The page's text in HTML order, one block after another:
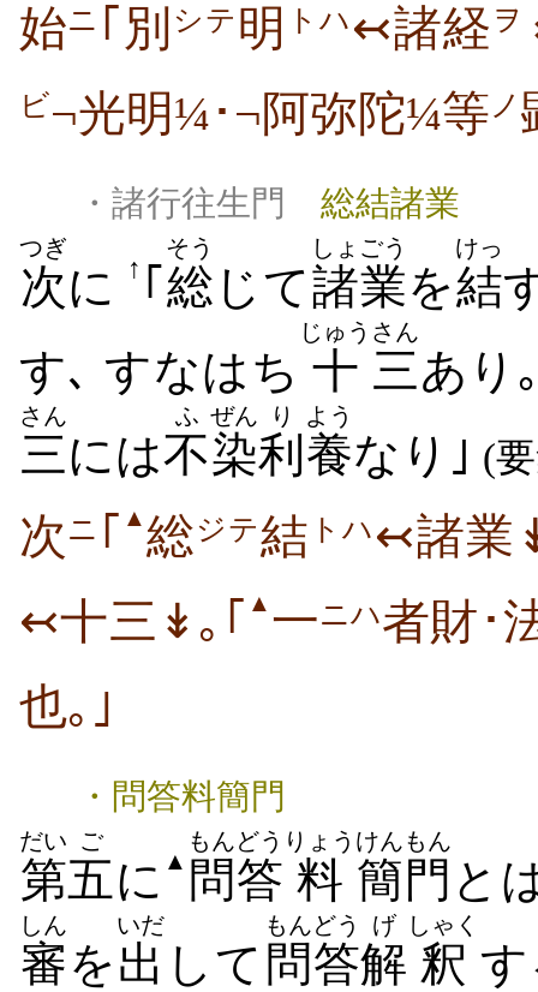
始ニ ｢別 シテ 明 トハ↢諸経 ヲ
ビ¬光明¼･¬阿弥陀¼等 ノ
・諸行往生門 総結諸業
次
つぎ
に ↑ ｢ 総
そう
じて諸業
しょごう
を結
けっ
す､ すなはち 十
じゅう
三
さん
あり
三
さん
には不
ふ
染
ぜん
利
り
養
よう
なり｣ (
次 ニ ｢ ▲ 総ジテ結 トハ↢諸業
↢十三↡｡｢
▲ 一ニハ者財･
也｡｣
・問答料簡門
第
だい
五
ご
に ▲ 問答
もんどう
料
りょう
簡
けん
門
もん
と
審
しん
を出
いだ
して 問答
もんどう
解
げ
釈
しゃく